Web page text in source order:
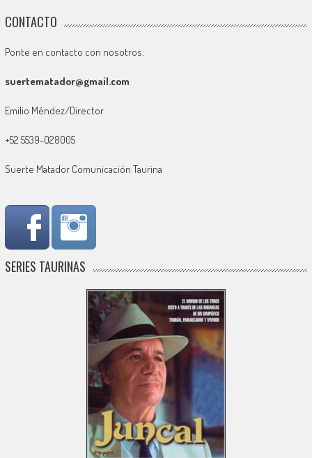
CONTACTO
Ponte en contacto con nosotros:
suertematador@gmail.com
Emilio Méndez/Director
+52 5539-028005
Suerte Matador Comunicación Taurina
SERIES TAURINAS